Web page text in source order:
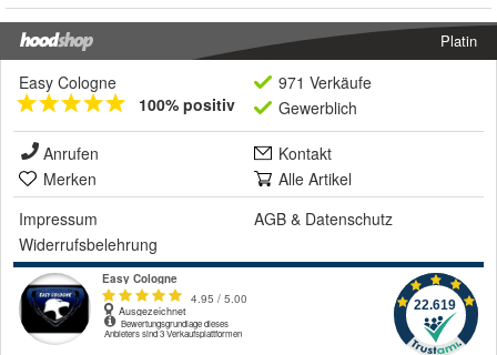
Platin
Easy Cologne
100% positiv
971 Verkäufe
Gewerblich
Anrufen
Kontakt
Merken
Alle Artikel
Impressum
AGB & Datenschutz
Widerrufsbelehrung